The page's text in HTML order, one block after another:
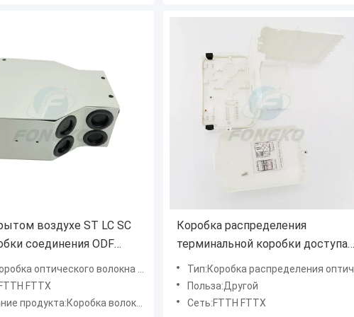
воздухе ST LC SC
соединения ODF
коробки 2U 24
оптический
оптического волокна терминальная
FTTX
волокна оптически терминальная
Коробка распределения
терминальной коробки доступа
волокна ядра Odm крытая FTTX
16 оптическая
Тип:Коробка распределения оптического волокна
Польза:Другой
Сеть:FTTH FTTX